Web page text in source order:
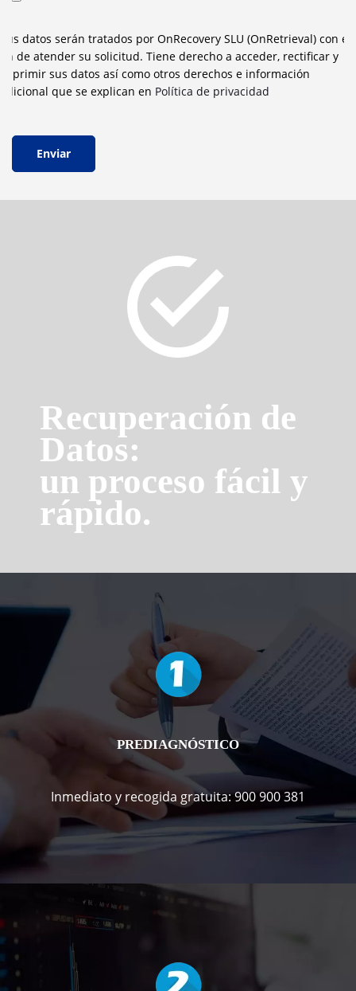
Sus datos serán tratados por OnRecovery SLU (OnRetrieval) con el
fin de atender su solicitud. Tiene derecho a acceder, rectificar y
suprimir sus datos así como otros derechos e información
adicional que se explican en Política de privacidad
Recuperación de
Datos:
un proceso fácil y
rápido.
PREDIAGNÓSTICO
Inmediato y recogida gratuita: 900 900 381